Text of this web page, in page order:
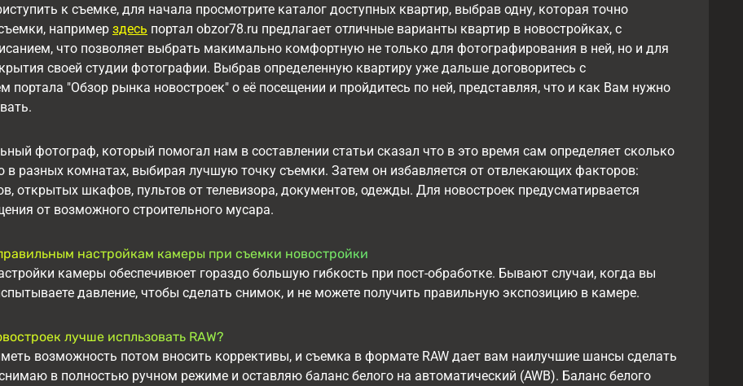
к съемке, для начала просмотрите каталог доступных квартир, выбрав одну, которая точно
например здесь портал obzor78.ru предлагает отличные варианты квартир в новостройках, с
что позволяет выбрать макимально комфортную не только для фотографирования в ней, но и для
своей студии фотографии. Выбрав определенную квартиру уже дальше договоритесь с
портала "Обзор рынка новостроек" о её посещении и пройдитесь по ней, представляя, что и как Вам нужно
фотограф, который помогал нам в составлении статьи сказал что в это время сам определяет сколько
в разных комнатах, выбирая лучшую точку съемки. Затем он избавляется от отвлекающих факторов:
открытых шкафов, пультов от телевизора, документов, одежды. Для новостроек предусматирвается
от возможного строительного мусара.
настройкам камеры при съемки новостройки
камеры обеспечивюет гораздо большую гибкость при пост-обработке. Бывают случаи, когда вы
давление, чтобы сделать снимок, и не можете получить правильную экспозицию в камере.
лучше испльзовать RAW?
возможность потом вносить коррективы, и съемка в формате RAW дает вам наилучшие шансы сделать
в полностью ручном режиме и оставляю баланс белого на автоматический (AWB). Баланс белого